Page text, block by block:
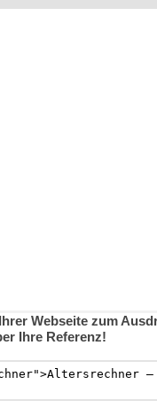
Webseite zum
Ihre Referenz!